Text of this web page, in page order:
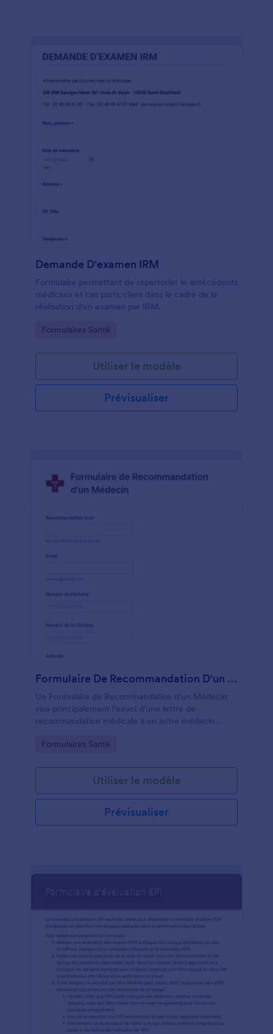
Demande D'examen IRM
Formulaire permettant de repertorier le antécédents
médicaux et cas particuliers dans le cadre de la
réalisation d'un examen par IRM.
Go to Category:
Formulaires Santé
Utiliser le modèle
Prévisualiser
Formulaire De Recommandation D'un Médecin
Un Formulaire de Recommandation d'un Médecin
vise principalement l'envoi d'une lettre de
recommandation médicale à un autre médecin
blessure ou d'affection que le patient peut éprouver
peut être très bien informé de sa spécialisation. Le
partage d'informations entre médecins n'est pas
aussi simple qu'il y paraît. Avec certaines restrictions
de la loi sur la confidentialité, telles que la loi sur la
confidentialité des données, le RGPD ou la HIPAA,
devrait recevoir les informations relatives à la
référence, ou vous pouvez imprimer un document
PDF du formulaire et laisser le patient tenir du
document et laissez-le soumettre la référence au
Go to Category:
Formulaires Santé
Utiliser le modèle
Prévisualiser